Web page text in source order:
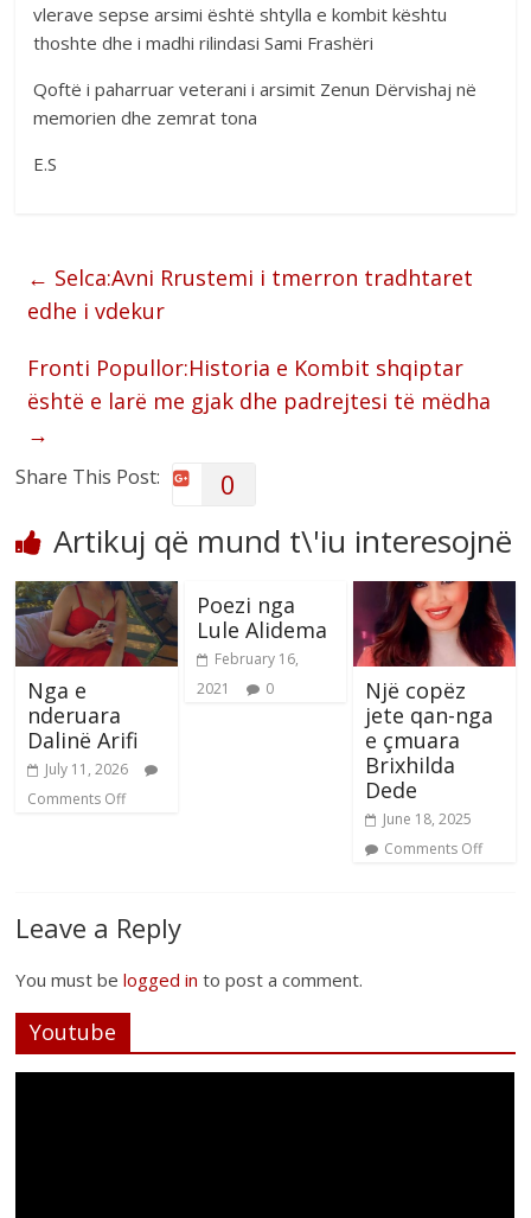
vlerave sepse arsimi është shtylla e kombit kështu
thoshte dhe i madhi rilindasi Sami Frashëri
Qoftë i paharruar veterani i arsimit Zenun Dërvishaj në
memorien dhe zemrat tona
E.S
← Selca:Avni Rrustemi i tmerron tradhtaret
edhe i vdekur
Fronti Popullor:Historia e Kombit shqiptar
është e larë me gjak dhe padrejtesi të mëdha
→
Share This Post: 0
Artikuj që mund t\'iu interesojnë
Nga e
nderuara
Dalinë Arifi
July 11, 2026
Comments Off
Poezi nga
Lule Alidema
February 16,
2021
0
Një copëz
jete qan-nga
e çmuara
Brixhilda
Dede
June 18, 2025
Comments Off
Leave a Reply
You must belogged in to post a comment.
Youtube